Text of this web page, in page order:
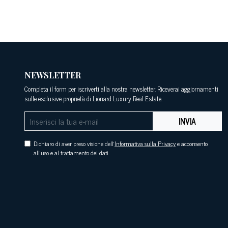
NEWSLETTER
Completa il form per iscriverti alla nostra newsletter. Riceverai aggiornamenti
sulle esclusive proprietà di Lionard Luxury Real Estate.
INVIA
Dichiaro di aver preso visione dell'Informativa sulla Privacye acconsento
all'uso e al trattamento dei dati